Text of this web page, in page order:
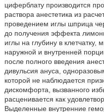
циферблату производится
раствора анестетика из
проведением иглы шприца
до получения эффекта
иглы на глубину в
наружной и внутренней
после полного введения
дивульсия ануса,
которой не наблюдается
дискомфорта, вызванного
расценивается как
Выделенные внутренние